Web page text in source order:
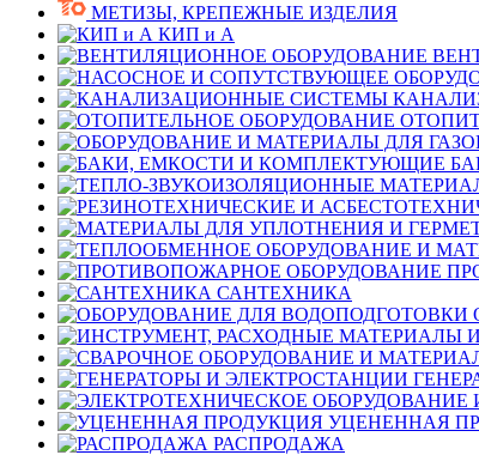
МЕТИЗЫ, КРЕПЕЖНЫЕ ИЗДЕЛИЯ
КИП и А
САНТЕХНИКА
УЦЕНЕННАЯ
РАСПРОДАЖА